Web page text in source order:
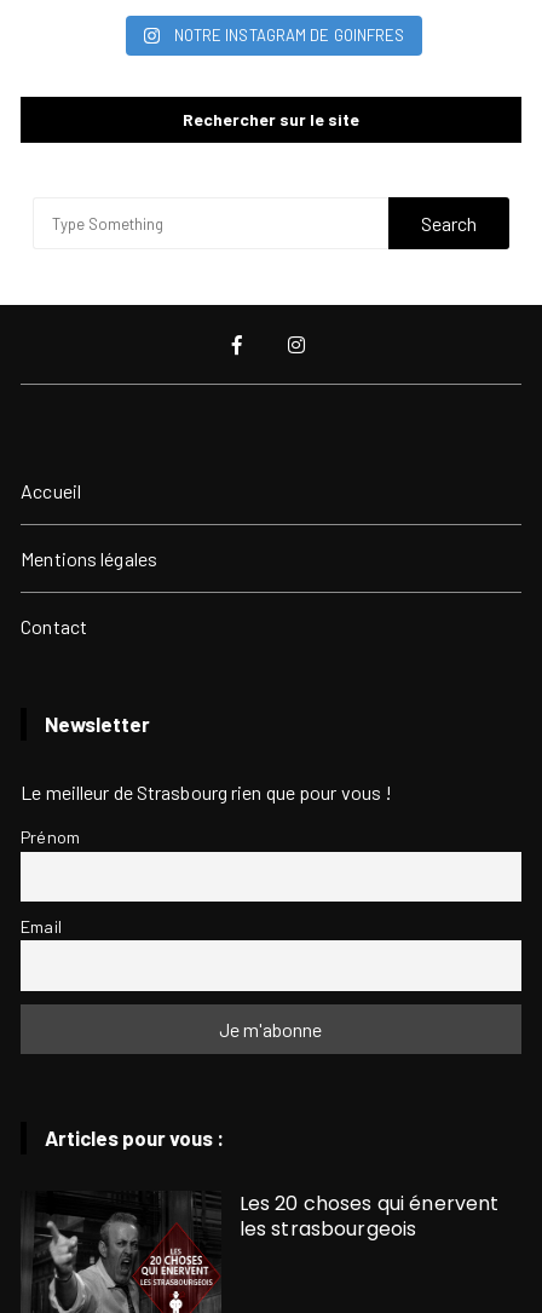
NOTRE INSTAGRAM DE GOINFRES
Rechercher sur le site
Accueil
Mentions légales
Contact
Newsletter
Le meilleur de Strasbourg rien que pour vous !
Prénom
Email
Articles pour vous :
Les 20 choses qui énervent
les strasbourgeois